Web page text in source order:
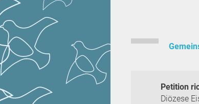
Petition
Diözese